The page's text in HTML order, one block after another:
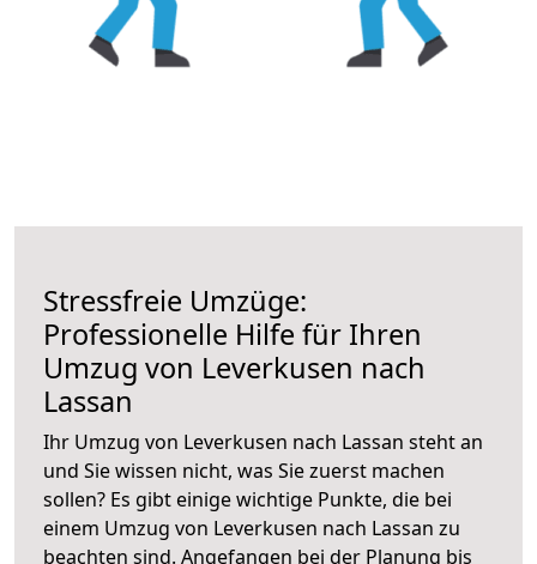
Stressfreie Umzüge:
Professionelle Hilfe für Ihren
Umzug von Leverkusen nach
Lassan
Ihr Umzug von Leverkusen nach Lassan steht an
und Sie wissen nicht, was Sie zuerst machen
sollen? Es gibt einige wichtige Punkte, die bei
einem Umzug von Leverkusen nach Lassan zu
beachten sind. Angefangen bei der Planung bis